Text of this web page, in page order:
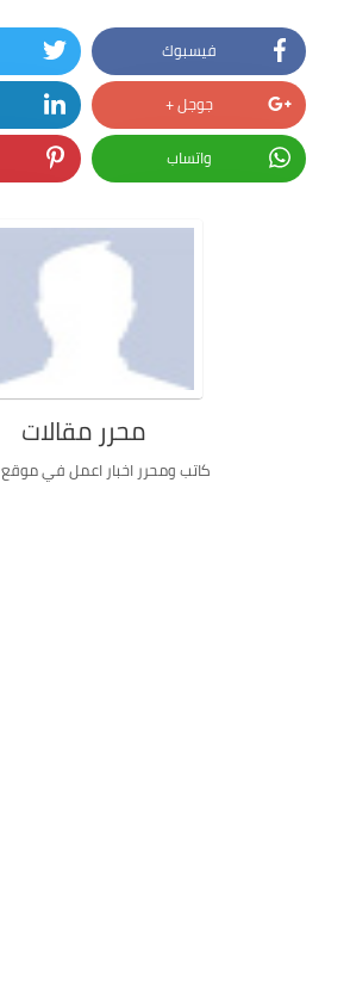
فيسبوك
جوجل +
واتساب
محرر مقالات
كاتب ومحرر اخبار اعمل في موقع Read .